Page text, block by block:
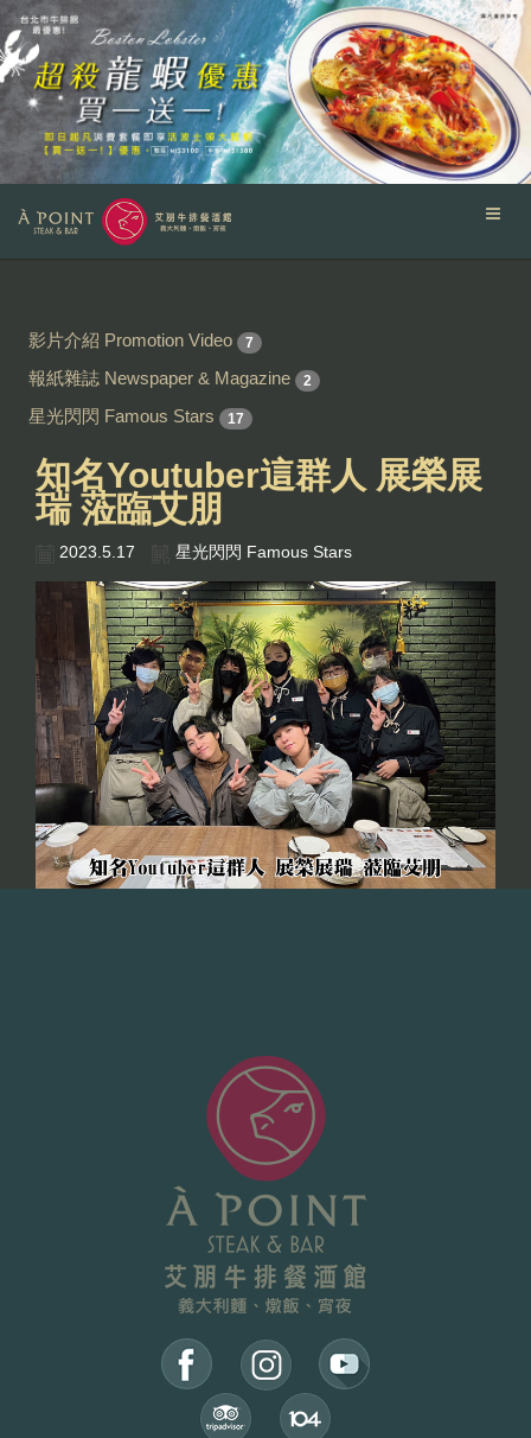
影片介紹 Promotion Video 7
報紙雜誌 Newspaper & Magazine 2
星光閃閃 Famous Stars 17
知名Youtuber這群人 展榮展
瑞 蒞臨艾朋
2023.5.17 星光閃閃 Famous Stars